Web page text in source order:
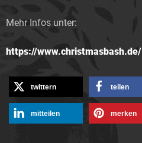
Mehr Infos unter:
https://www.christmasbash.de/
twittern teilen
mitteilen merken